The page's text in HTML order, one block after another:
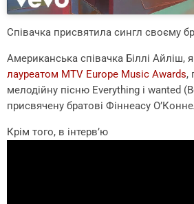
Співачка присвятила сингл своєму
Американська співачка Біллі Айліш,
лауреатом MTV Europe Music Awards,
мелодійну пісню Everything i wanted
присвячену братові Фіннеасу
Крім того, в інтерв’ю